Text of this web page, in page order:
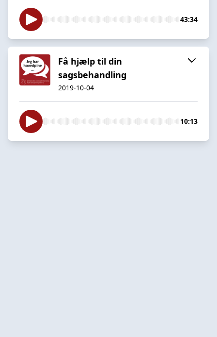
43:34
Få hjælp til din
sagsbehandling
2019-10-04
10:13